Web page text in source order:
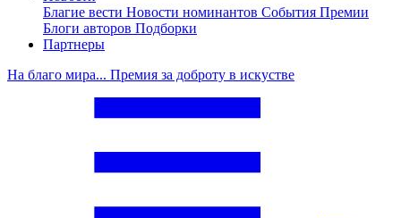
Благие вести Новости номинантов События Премии
Блоги авторов Подборки
Партнеры
На благо мира... Премия за доброту в искустве